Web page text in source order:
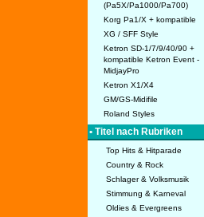
(Pa5X/Pa1000/Pa700)
Korg Pa1/X + kompatible
XG / SFF Style
Ketron SD-1/7/9/40/90 +
kompatible Ketron Event -
MidjayPro
Ketron X1/X4
GM/GS-Midifile
Roland Styles
• Titel nach Rubriken
Top Hits & Hitparade
Country & Rock
Schlager & Volksmusik
Stimmung & Karneval
Oldies & Evergreens